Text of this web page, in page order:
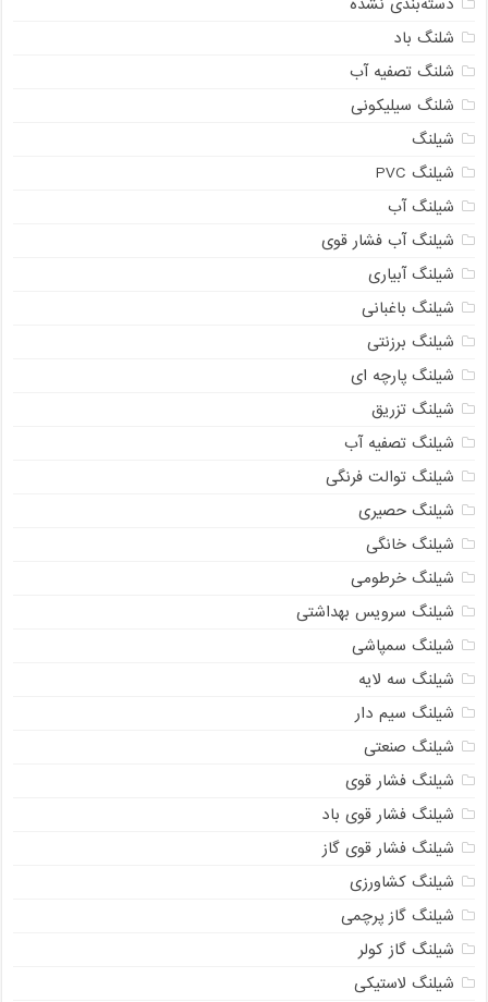
شلنگ باد
شلنگ تصفیه آب
شلنگ سیلیکونی
شیلنگ
شیلنگ PVC
شیلنگ آب
شیلنگ آب فشار قوی
شیلنگ آبیاری
شیلنگ باغبانی
شیلنگ برزنتی
شیلنگ پارچه ای
شیلنگ تزریق
شیلنگ تصفیه آب
شیلنگ توالت فرنگی
شیلنگ حصیری
شیلنگ خانگی
شیلنگ خرطومی
شیلنگ سرویس بهداشتی
شیلنگ سمپاشی
شیلنگ سه لایه
شیلنگ سیم دار
شیلنگ صنعتی
شیلنگ فشار قوی
شیلنگ فشار قوی باد
شیلنگ فشار قوی گاز
شیلنگ کشاورزی
شیلنگ گاز پرچمی
شیلنگ گاز کولر
شیلنگ لاستیکی